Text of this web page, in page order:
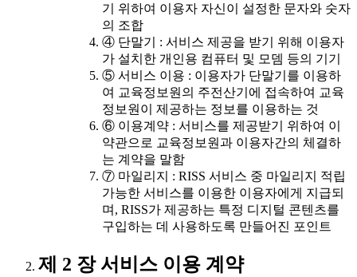
기 위하여 이용자 자신이 설정한 문자와 숫자
의 조합
④ 단말기 : 서비스 제공을 받기 위해 이용자
가 설치한 개인용 컴퓨터 및 모뎀 등의 기기
⑤ 서비스 이용 : 이용자가 단말기를 이용하
여 교육정보원의 주전산기에 접속하여 교육
정보원이 제공하는 정보를 이용하는 것
⑥ 이용계약 : 서비스를 제공받기 위하여 이
약관으로 교육정보원과 이용자간의 체결하
는 계약을 말함
⑦ 마일리지 : RISS 서비스 중 마일리지 적립
가능한 서비스를 이용한 이용자에게 지급되
며, RISS가 제공하는 특정 디지털 콘텐츠를
구입하는 데 사용하도록 만들어진 포인트
제 2 장 서비스 이용 계약